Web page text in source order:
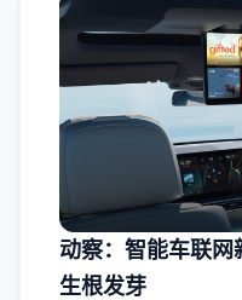
动察：智能车联
生根发芽